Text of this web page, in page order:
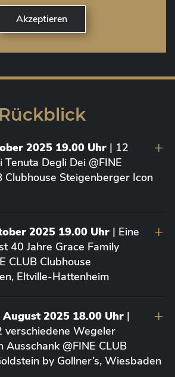
Rückblick
2025 19.00 Uhr | 12
Tenuta Degli Dei @FINE
Clubhouse Steigenberger Icon
2025 19.00 Uhr | Eine
40 Jahre Grace Family
CLUB Clubhouse
Eltville-Hattenheim
2025 18.00 Uhr |
verschiedene Wegeler
@FINE CLUB
by Gollner’s, Wiesbaden